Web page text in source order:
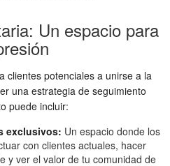
Un espacio para
clientes potenciales a unirse a la
una estrategia de seguimiento
puede incluir:
exclusivos: Un espacio donde los
con clientes actuales, hacer
y ver el valor de tu comunidad de